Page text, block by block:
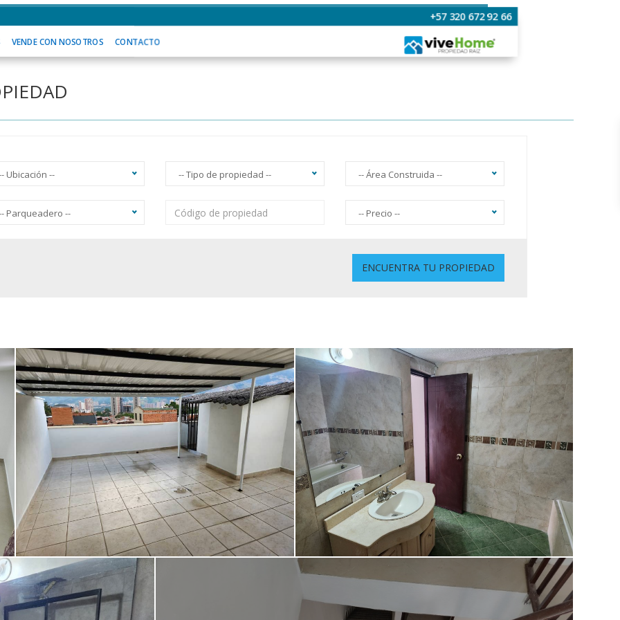
+57 320 672 92 66
VENDE CON NOSOTROS CONTACTO
Ubicación -- -- Tipo de propiedad -- -- Área Construida --
Parqueadero -- -- Precio --
Transporte público Zona infantil
Turco Sauna Cancha Deportiva
ENCUENTRA TU PROPIEDAD